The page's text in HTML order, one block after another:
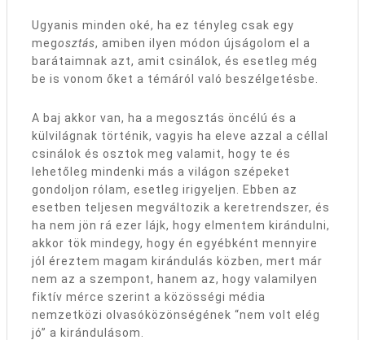
Ugyanis minden oké, ha ez tényleg csak egy
megosztás, amiben ilyen módon újságolom el a
barátaimnak azt, amit csinálok, és esetleg még
be is vonom őket a témáról való beszélgetésbe.
A baj akkor van, ha a megosztás öncélú és a
külvilágnak történik, vagyis ha eleve azzal a céllal
csinálok és osztok meg valamit, hogy te és
lehetőleg mindenki más a világon szépeket
gondoljon rólam, esetleg irigyeljen. Ebben az
esetben teljesen megváltozik a keretrendszer, és
ha nem jön rá ezer lájk, hogy elmentem kirándulni,
akkor tök mindegy, hogy én egyébként mennyire
jól éreztem magam kirándulás közben, mert már
nem az a szempont, hanem az, hogy valamilyen
fiktív mérce szerint a közösségi média
nemzetközi olvasóközönségének “nem volt elég
jó” a kirándulásom.